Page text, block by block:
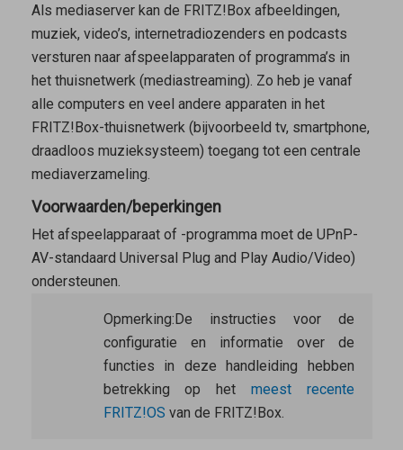
Als mediaserver kan de FRITZ!Box afbeeldingen,
muziek, video’s, internetradiozenders en podcasts
versturen naar afspeelapparaten of programma’s in
het thuisnetwerk (mediastreaming). Zo heb je vanaf
alle computers en veel andere apparaten in het
FRITZ!Box-thuisnetwerk (bijvoorbeeld tv, smartphone,
draadloos muzieksysteem) toegang tot een centrale
mediaverzameling.
Voorwaarden/beperkingen
Het afspeelapparaat of -programma moet de UPnP-
AV-standaard Universal Plug and Play Audio/Video)
ondersteunen.
Opmerking: De instructies voor de
configuratie en informatie over de
functies in deze handleiding hebben
betrekking op het meest recente
FRITZ!OS van de FRITZ!Box.